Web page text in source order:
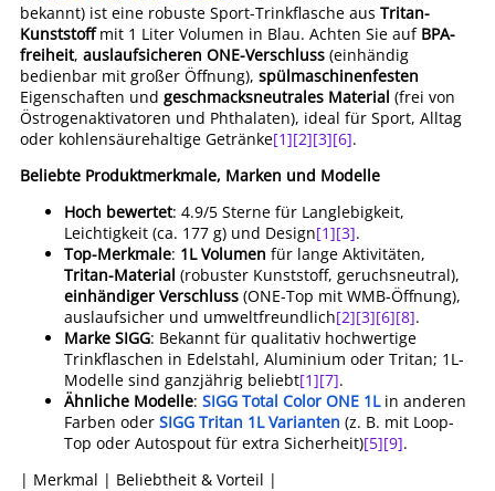
bekannt) ist eine robuste Sport-Trinkflasche aus Tritan-
Kunststoffmit 1 Liter Volumen in Blau. Achten Sie auf BPA-
freiheit, auslaufsicheren ONE-Verschluss (einhändig
bedienbar mit großer Öffnung), spülmaschinenfesten
Eigenschaften und geschmacksneutrales Material (frei von
Östrogenaktivatoren und Phthalaten), ideal für Sport, Alltag
oder kohlensäurehaltige Getränke[1][2][3][6].
Beliebte Produktmerkmale, Marken und Modelle
Hoch bewertet: 4.9/5 Sterne für Langlebigkeit,
Leichtigkeit (ca. 177 g) und Design[1][3].
Top-Merkmale: 1L Volumen für lange Aktivitäten,
Tritan-Material (robuster Kunststoff, geruchsneutral),
einhändiger Verschluss (ONE-Top mit WMB-Öffnung),
auslaufsicher und umweltfreundlich[2][3][6][8].
Marke SIGG: Bekannt für qualitativ hochwertige
Trinkflaschen in Edelstahl, Aluminium oder Tritan; 1L-
Modelle sind ganzjährig beliebt[1][7].
Ähnliche Modelle: SIGG Total Color ONE 1Lin anderen
Farben oder SIGG Tritan 1L Varianten (z. B. mit Loop-
Top oder Autospout für extra Sicherheit)[5][9].
| Merkmal | Beliebtheit & Vorteil |